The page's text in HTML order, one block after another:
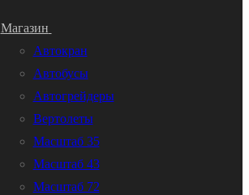
Магазин
Автокран
Автобусы
Автогрейдеры
Вертолеты
Масштаб 35
Масштаб 43
Масштаб 72